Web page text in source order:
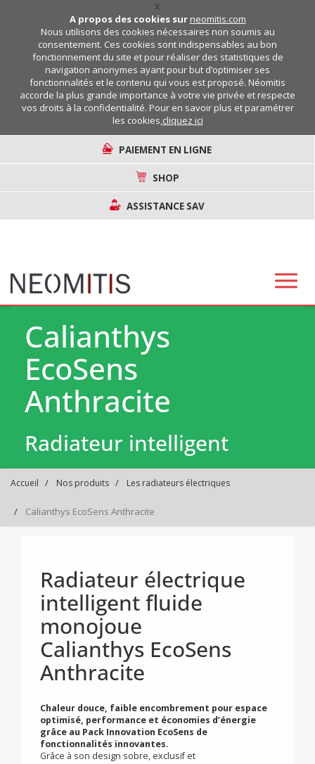
X
A propos des cookies sur neomitis.com
Nous utilisons des cookies nécessaires non soumis au
consentement. Ces cookies sont indispensables au bon
fonctionnement du site et pour réaliser des statistiques de
navigation anonymes ayant pour but d’optimiser ses
fonctionnalités et le contenu qui vous est proposé. Néomitis
accorde la plus grande importance à votre vie privée et respecte
vos droits à la confidentialité. Pour en savoir plus et paramétrer
les cookies,cliquez ici
PAIEMENT EN LIGNE
SHOP
ASSISTANCE SAV
Calianthys
EcoSens
Anthracite
Radiateur intelligent
Accueil Nos produits Les radiateurs électriques
Calianthys EcoSens Anthracite
Radiateur électrique
intelligent fluide
monojoue
Calianthys EcoSens
Anthracite